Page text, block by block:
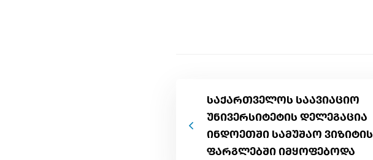
საქართველოს საავიაციო
უნივერსიტეტის დელეგაცია
ინდოეთში სამუშაო ვიზიტის
ფარგლებში იმყოფებოდა